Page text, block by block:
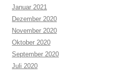
Januar 2021
Dezember 2020
November 2020
Oktober 2020
September 2020
Juli 2020